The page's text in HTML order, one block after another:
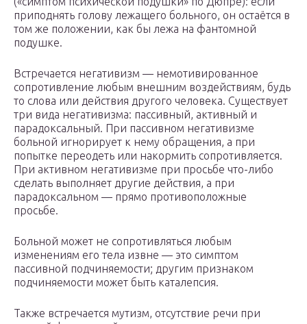
приподнять голову лежащего больного, он остаётся в
том же положении, как бы лежа на фантомной
подушке.
Встречается негативизм — немотивированное
сопротивление любым внешним воздействиям, будь
то слова или действия другого человека. Существует
три вида негативизма: пассивный, активный и
парадоксальный. При пассивном негативизме
больной игнорирует к нему обращения, а при
попытке переодеть или накормить сопротивляется.
При активном негативизме при просьбе что-либо
сделать выполняет другие действия, а при
парадоксальном — прямо противоположные
просьбе.
Больной может не сопротивляться любым
изменениям его тела извне — это симптом
пассивной подчиняемости; другим признаком
подчиняемости может быть каталепсия.
Также встречается мутизм, отсутствие речи при